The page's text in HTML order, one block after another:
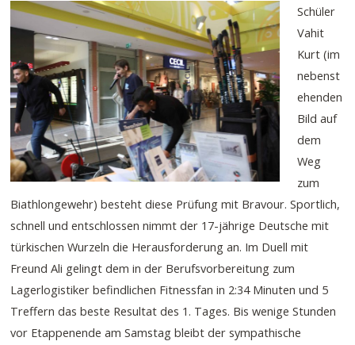
Schüler
Vahit
Kurt (im
nebenst
ehenden
Bild auf
dem
Weg
zum
Biathlongewehr) besteht diese Prüfung mit Bravour. Sportlich,
schnell und entschlossen nimmt der 17-jährige Deutsche mit
türkischen Wurzeln die Herausforderung an. Im Duell mit
Freund Ali gelingt dem in der Berufsvorbereitung zum
Lagerlogistiker befindlichen Fitnessfan in 2:34 Minuten und 5
Treffern das beste Resultat des 1. Tages. Bis wenige Stunden
vor Etappenende am Samstag bleibt der sympathische